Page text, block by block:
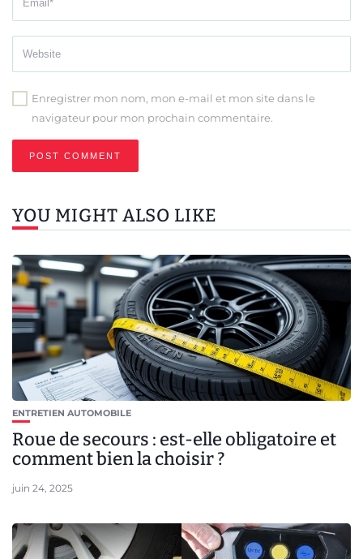
Enregistrer mon nom, mon e-mail et mon site dans le
navigateur pour mon prochain commentaire.
YOU MIGHT ALSO LIKE
ENTRETIEN AUTOMOBILE
Roue de secours : est-elle obligatoire et
comment bien la choisir ?
juin 24, 2025